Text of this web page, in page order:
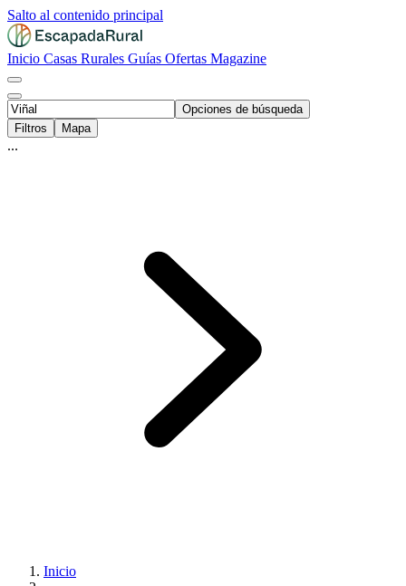
Salto al contenido principal
Inicio Casas Rurales Guías Ofertas Magazine
Opciones de búsqueda
Filtros
Mapa
...
Inicio